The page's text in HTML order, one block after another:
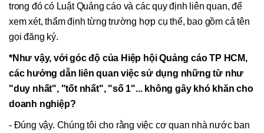
trong đó có Luật Quảng cáo và các quy định liên quan, để
xem xét, thẩm định từng trường hợp cụ thể, bao gồm cả tên
gọi đăng ký.
*Như vậy, với góc độ của Hiệp hội Quảng cáo TP HCM,
các hướng dẫn liên quan việc sử dụng những từ như
"duy nhất", "tốt nhất", "số 1"... không gây khó khăn cho
doanh nghiệp?
- Đúng vậy. Chúng tôi cho rằng việc cơ quan nhà nước ban